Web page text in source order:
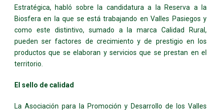
Estratégica, habló sobre la candidatura a la Reserva a la
Biosfera en la que se está trabajando en Valles Pasiegos y
como este distintivo, sumado a la marca Calidad Rural,
pueden ser factores de crecimiento y de prestigio en los
productos que se elaboran y servicios que se prestan en el
territorio.
El sello de calidad
La Asociación para la Promoción y Desarrollo de los Valles